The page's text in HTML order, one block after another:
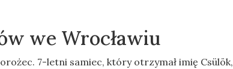
we Wrocławiu
7-letni samiec, który otrzymał imię Csülök,